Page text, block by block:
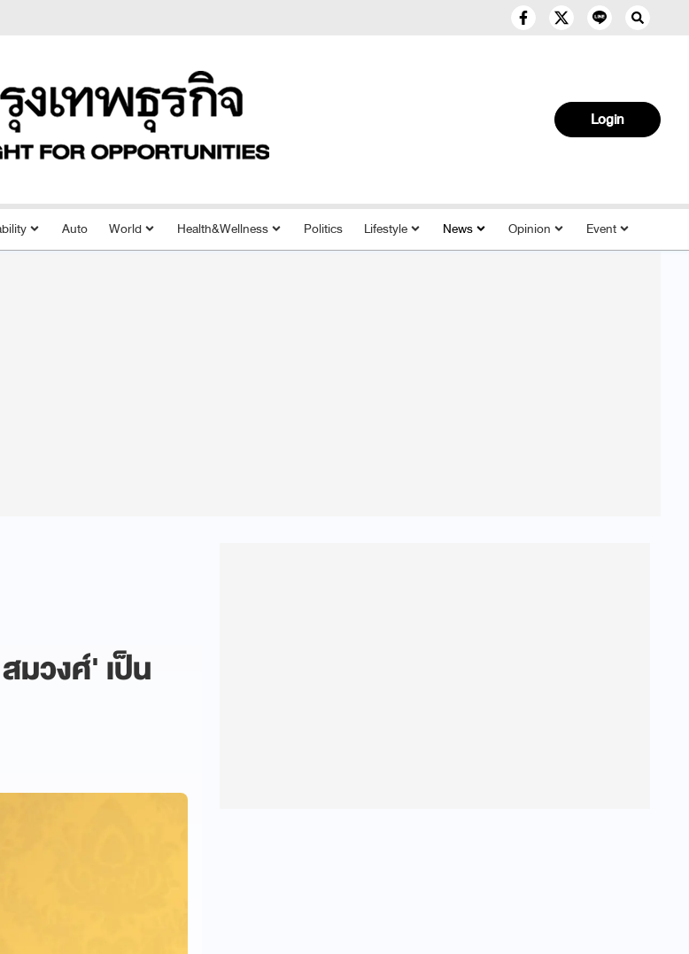
Login
Auto World Health&Wellness Politics Lifestyle News Opinion Event
มวงศ์' เป็น